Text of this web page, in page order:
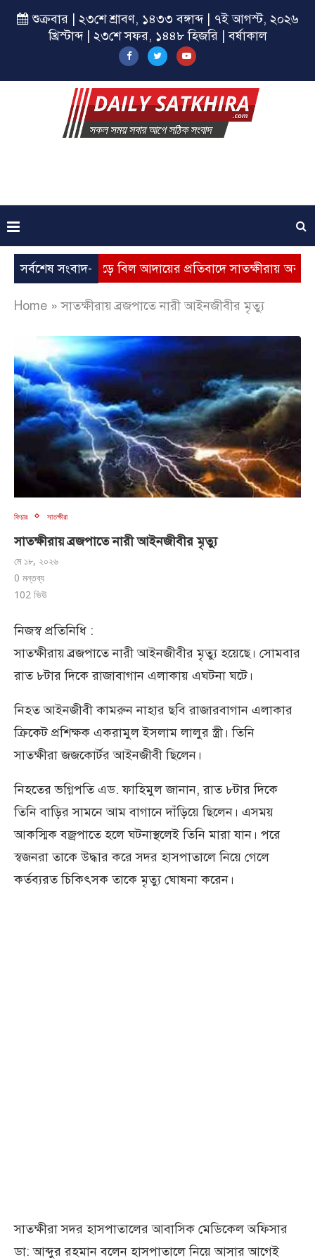
শুক্রবার | ২৩শে শ্রাবণ, ১৪৩৩ বঙ্গাব্দ | ৭ই আগস্ট, ২০২৬
খ্রিস্টাব্দ | ২৩শে সফর, ১৪৪৮ হিজরি | বর্ষাকাল
সর্বশেষ সংবাদ-
ভূতুড়ে বিল আদায়ের প্রতিবাদে সাতক্ষীরায় অবস্থান কর্মসূচি
Home »সাতক্ষীরায় ব্রজপাতে নারী আইনজীবীর মৃত্যু
ফিচার সাতক্ষীরা
সাতক্ষীরায় ব্রজপাতে নারী আইনজীবীর মৃত্যু
মে ১৮, ২০২৬
0 মন্তব্য
102 ভিউ
নিজস্ব প্রতিনিধি :
সাতক্ষীরায় ব্রজপাতে নারী আইনজীবীর মৃত্যু হয়েছে। সোমবার
রাত ৮টার দিকে রাজাবাগান এলাকায় এঘটনা ঘটে।
নিহত আইনজীবী কামরুন নাহার ছবি রাজারবাগান এলাকার
ক্রিকেট প্রশিক্ষক একরামুল ইসলাম লালুর স্ত্রী। তিনি
সাতক্ষীরা জজকোর্টর আইনজীবী ছিলেন।
নিহতের ভগ্নিপতি এড. ফাহিমুল জানান, রাত ৮টার দিকে
তিনি বাড়ির সামনে আম বাগানে দাঁড়িয়ে ছিলেন। এসময়
আকস্মিক বজ্রপাতে হলে ঘটনাস্থলেই তিনি মারা যান। পরে
স্বজনরা তাকে উদ্ধার করে সদর হাসপাতালে নিয়ে গেলে
কর্তব্যরত চিকিৎসক তাকে মৃত্যু ঘোষনা করেন।
সাতক্ষীরা সদর হাসপাতালের আবাসিক মেডিকেল অফিসার
ডা: আব্দুর রহমান বলেন হাসপাতালে নিয়ে আসার আগেই